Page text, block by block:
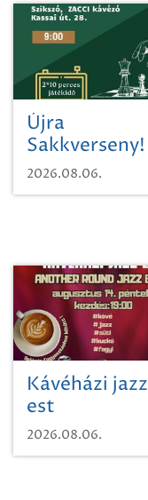
Újra
Sakkverseny!
2026.08.06.
Kávéházi jazz
est
2026.08.06.